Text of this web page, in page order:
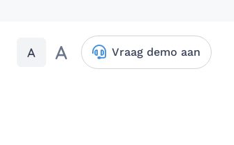
A A Vraag demo aan